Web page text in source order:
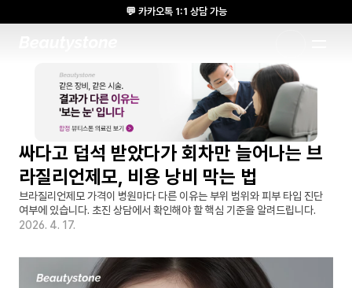
싸다고 덥석 받았다가 회차만 늘어나는 브
라질리언제모, 비용 낭비 막는 법
브라질리언제모 가격이 병원마다 다른 이유는 부위 범위와 피부 타입 진단
여부에 있습니다. 초진 상담에서 확인해야 할 핵심 기준을 알려드립니다.
2026. 4. 17.
💬 카카오톡 1:1 상담 가능
🌸 뷰티스톤의원 메디톡스 방콕 Cadaver workshop 참석 🌸